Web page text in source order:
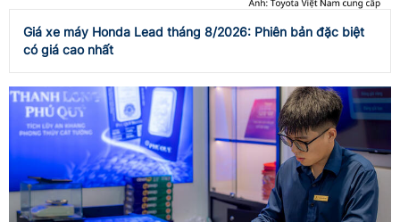
Giá xe máy Honda Lead tháng 8/2026: Phiên bản đặc biệt
có giá cao nhất